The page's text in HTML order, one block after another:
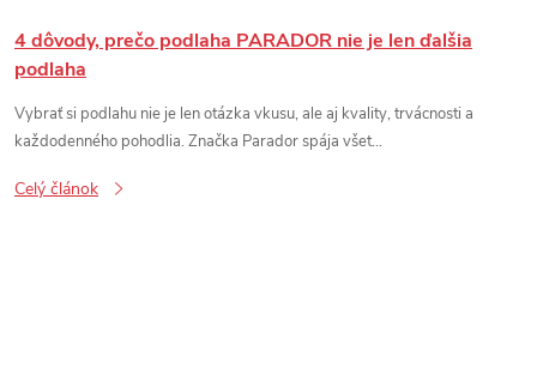
4 dôvody, prečo podlaha PARADOR nie je len ďalšia
podlaha
Vybrať si podlahu nie je len otázka vkusu, ale aj kvality, trvácnosti a
každodenného pohodlia. Značka Parador spája všet...
Celý článok